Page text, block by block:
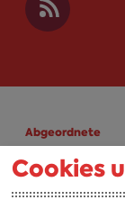
Abgeordnete
A-Z
Cookies